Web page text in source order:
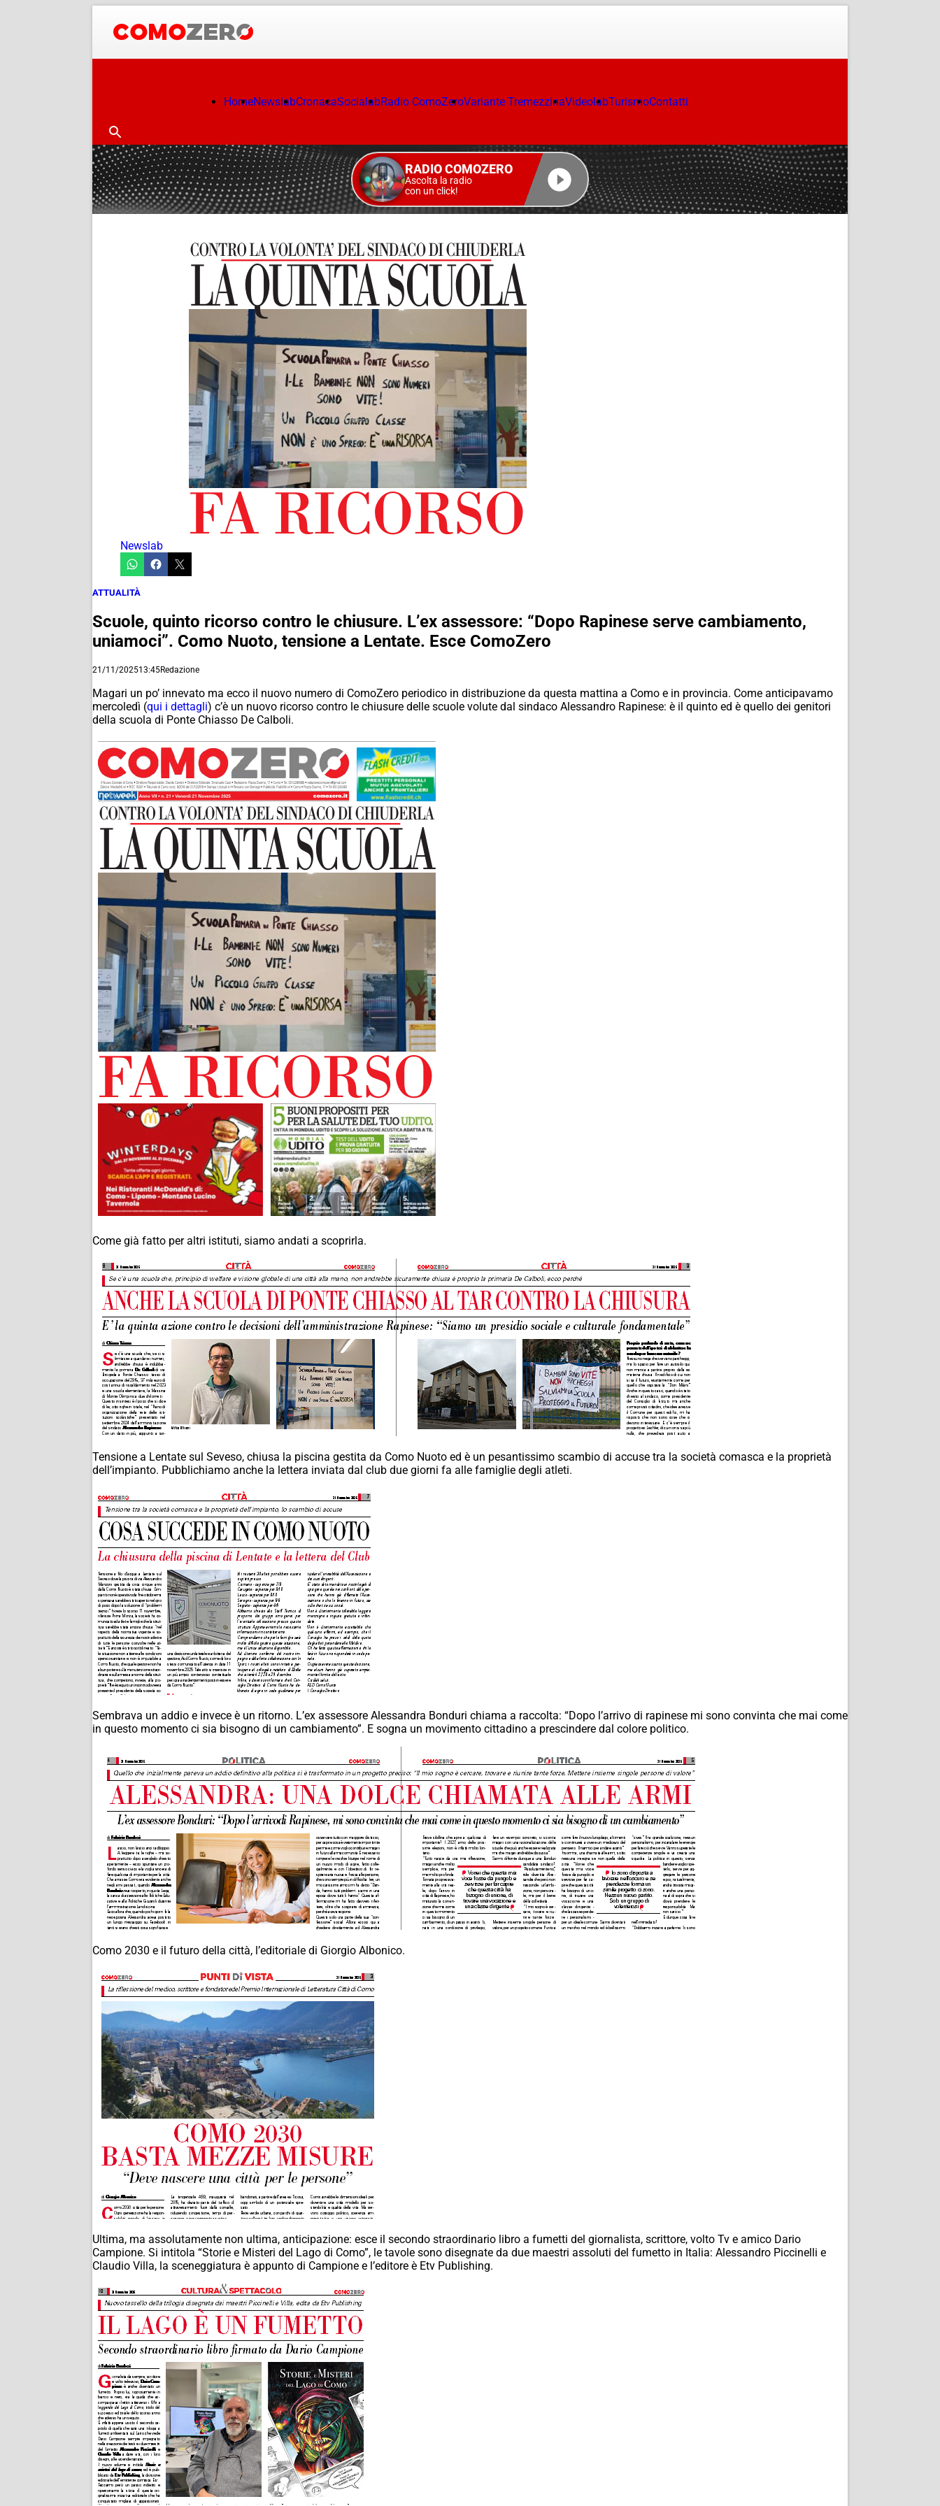
HomeNewslabCronacaSocialabRadio ComoZeroVariante TremezzinaVideolabTurismoContatti
RADIO COMOZERO
Ascolta la radio
con un click!
Newslab
ATTUALITÀ
Scuole, quinto ricorso contro le chiusure. L’ex assessore: “Dopo Rapinese serve cambiamento,
uniamoci”. Como Nuoto, tensione a Lentate. Esce ComoZero
21/11/202513:45Redazione
Magari un po’ innevato ma ecco il nuovo numero di ComoZero periodico in distribuzione da questa mattina a Como e in provincia. Come anticipavamo
mercoledì (qui i dettagli) c’è un nuovo ricorso contro le chiusure delle scuole volute dal sindaco Alessandro Rapinese: è il quinto ed è quello dei genitori
della scuola di Ponte Chiasso De Calboli.
Come già fatto per altri istituti, siamo andati a scoprirla.
Tensione a Lentate sul Seveso, chiusa la piscina gestita da Como Nuoto ed è un pesantissimo scambio di accuse tra la società comasca e la proprietà
dell’impianto. Pubblichiamo anche la lettera inviata dal club due giorni fa alle famiglie degli atleti.
Sembrava un addio e invece è un ritorno. L’ex assessore Alessandra Bonduri chiama a raccolta: “Dopo l’arrivo di rapinese mi sono convinta che mai come
in questo momento ci sia bisogno di un cambiamento”. E sogna un movimento cittadino a prescindere dal colore politico.
Como 2030 e il futuro della città, l’editoriale di Giorgio Albonico.
Ultima, ma assolutamente non ultima, anticipazione: esce il secondo straordinario libro a fumetti del giornalista, scrittore, volto Tv e amico Dario
Campione. Si intitola “Storie e Misteri del Lago di Como”, le tavole sono disegnate da due maestri assoluti del fumetto in Italia: Alessandro Piccinelli e
Claudio Villa, la sceneggiatura è appunto di Campione e l’editore è Etv Publishing.